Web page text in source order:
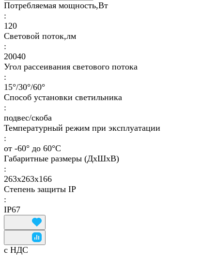
Потребляемая мощность,Вт
:
120
Световой поток,лм
:
20040
Угол рассеивания светового потока
:
15°/30°/60°
Способ установки светильника
:
подвес/скоба
Температурный режим при эксплуатации
:
от -60° до 60°C
Габаритные размеры (ДхШхВ)
:
263x263x166
Степень защиты IP
:
IP67
с НДС